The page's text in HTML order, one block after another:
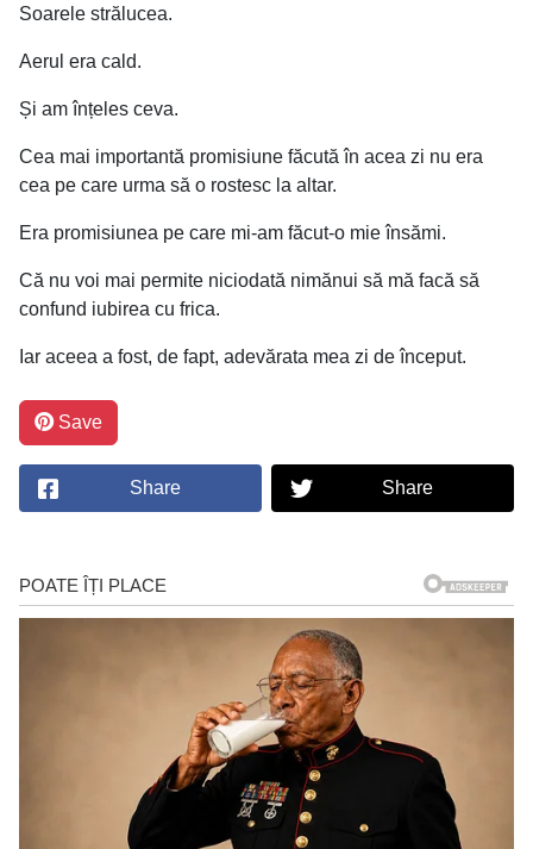
Soarele strălucea.
Aerul era cald.
Și am înțeles ceva.
Cea mai importantă promisiune făcută în acea zi nu era
cea pe care urma să o rostesc la altar.
Era promisiunea pe care mi-am făcut-o mie însămi.
Că nu voi mai permite niciodată nimănui să mă facă să
confund iubirea cu frica.
Iar aceea a fost, de fapt, adevărata mea zi de început.
Save
Share Share